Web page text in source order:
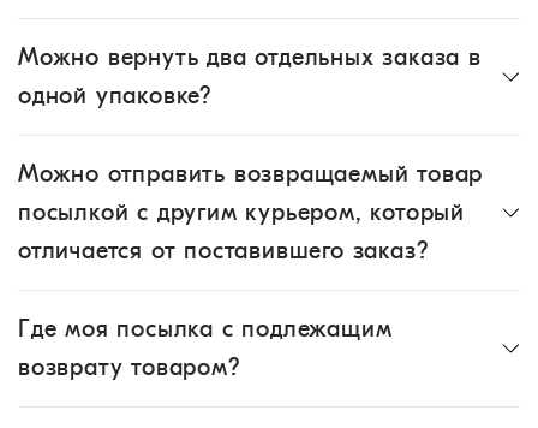
Можно вернуть два отдельных заказа в
одной упаковке?
Можно отправить возвращаемый товар
посылкой с другим курьером, который
отличается от поставившего заказ?
Где моя посылка с подлежащим
возврату товаром?